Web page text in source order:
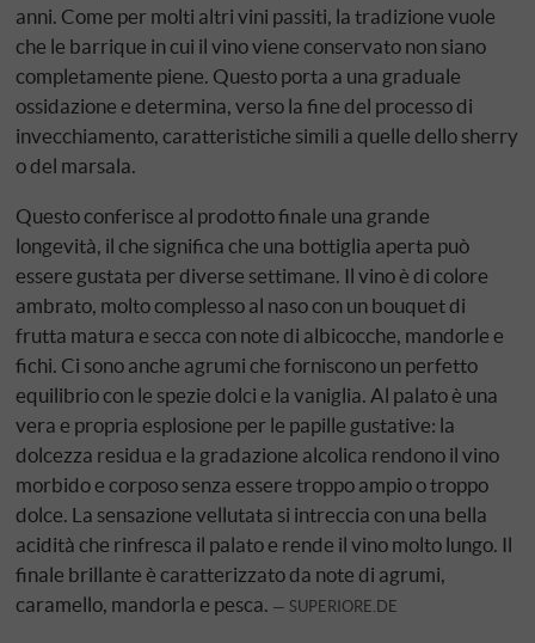
anni. Come per molti altri vini passiti, la tradizione vuole
che le barrique in cui il vino viene conservato non siano
completamente piene. Questo porta a una graduale
ossidazione e determina, verso la fine del processo di
invecchiamento, caratteristiche simili a quelle dello sherry
o del marsala.
Questo conferisce al prodotto finale una grande
longevità, il che significa che una bottiglia aperta può
essere gustata per diverse settimane. Il vino è di colore
ambrato, molto complesso al naso con un bouquet di
frutta matura e secca con note di albicocche, mandorle e
fichi. Ci sono anche agrumi che forniscono un perfetto
equilibrio con le spezie dolci e la vaniglia. Al palato è una
vera e propria esplosione per le papille gustative: la
dolcezza residua e la gradazione alcolica rendono il vino
morbido e corposo senza essere troppo ampio o troppo
dolce. La sensazione vellutata si intreccia con una bella
acidità che rinfresca il palato e rende il vino molto lungo. Il
finale brillante è caratterizzato da note di agrumi,
caramello, mandorla e pesca.
SUPERIORE.DE